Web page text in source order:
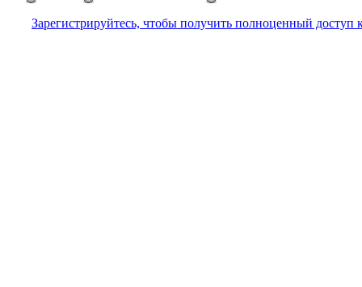
Зарегистрируйтесь, чтобы получить полноценный доступ